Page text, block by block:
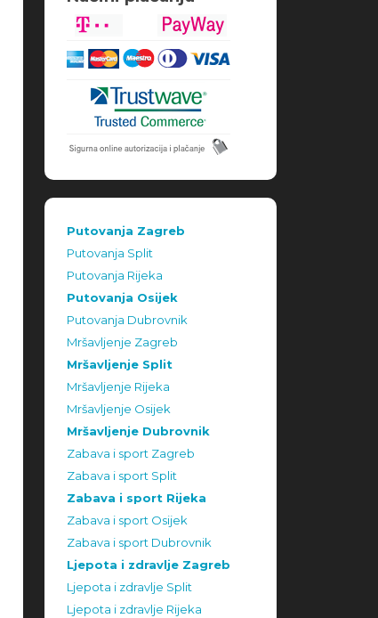
Putovanja Zagreb
Putovanja Split
Putovanja Rijeka
Putovanja Osijek
Putovanja Dubrovnik
Mršavljenje Zagreb
Mršavljenje Split
Mršavljenje Rijeka
Mršavljenje Osijek
Mršavljenje Dubrovnik
Zabava i sport Zagreb
Zabava i sport Split
Zabava i sport Rijeka
Zabava i sport Osijek
Zabava i sport Dubrovnik
Ljepota i zdravlje Zagreb
Ljepota i zdravlje Split
Ljepota i zdravlje Rijeka